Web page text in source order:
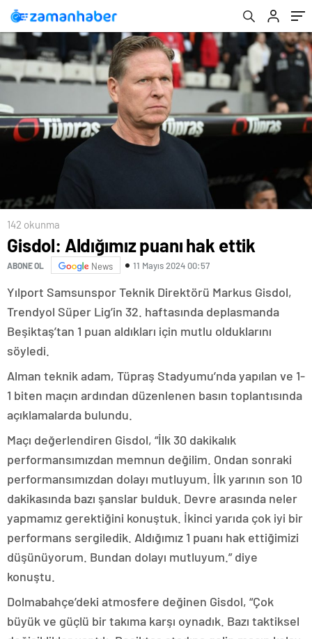
142 okunma
Gisdol: Aldığımız puanı hak ettik
ABONE OL News 11 Mayıs 2024 00:57
Yılport Samsunspor Teknik Direktörü Markus Gisdol,
Trendyol Süper Lig’in 32. haftasında deplasmanda
Beşiktaş’tan 1 puan aldıkları için mutlu olduklarını
söyledi.
Alman teknik adam, Tüpraş Stadyumu’nda yapılan ve 1-
1 biten maçın ardından düzenlenen basın toplantısında
açıklamalarda bulundu.
Maçı değerlendiren Gisdol, “İlk 30 dakikalık
performansımızdan memnun değilim. Ondan sonraki
performansımızdan dolayı mutluyum. İlk yarının son 10
dakikasında bazı şanslar bulduk. Devre arasında neler
yapmamız gerektiğini konuştuk. İkinci yarıda çok iyi bir
performans sergiledik. Aldığımız 1 puanı hak ettiğimizi
düşünüyorum. Bundan dolayı mutluyum.” diye
konuştu.
Dolmabahçe’deki atmosfere değinen Gisdol, “Çok
büyük ve güçlü bir takıma karşı oynadık. Bazı taktiksel